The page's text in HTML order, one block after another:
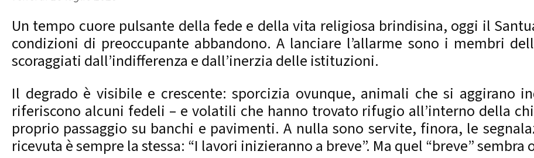
Un tempo cuore pulsante della fede e della vita religiosa brindisina, oggi il
condizioni di preoccupante abbandono. A lanciare l’allarme sono i membri
scoraggiati dall’indifferenza e dall’inerzia delle istituzioni.
Il degrado è visibile e crescente: sporcizia ovunque, animali che si aggirano
riferiscono alcuni fedeli – e volatili che hanno trovato rifugio all’interno della
proprio passaggio su banchi e pavimenti. A nulla sono servite, finora, le
ricevuta è sempre la stessa: “I lavori inizieranno a breve”. Ma quel “breve”